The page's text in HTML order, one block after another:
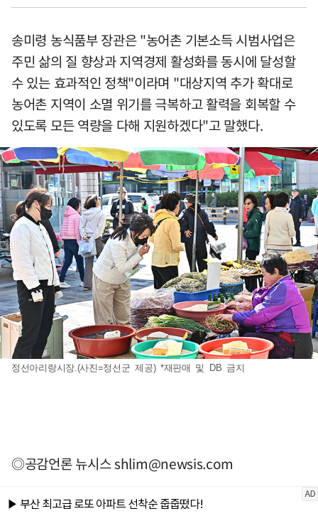
송미령 농식품부 장관은 "농어촌 기본소득 시범사업은
주민 삶의 질 향상과 지역경제 활성화를 동시에 달성할
수 있는 효과적인 정책"이라며 "대상지역 추가 확대로
농어촌 지역이 소멸 위기를 극복하고 활력을 회복할 수
있도록 모든 역량을 다해 지원하겠다"고 말했다.
정선아리랑시장.(사진=정선군 제공) *재판매 및 DB 금지
◎공감언론 뉴시스shlim@newsis.com